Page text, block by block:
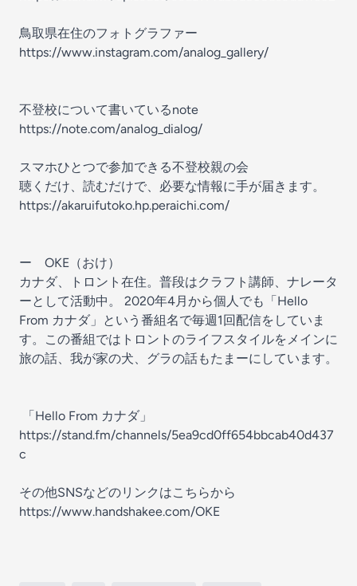
鳥取県在住のフォトグラファー ⁠⁠
https://www.instagram.com/analog_gallery/⁠⁠
不登校について書いているnote
https://note.com/analog_dialog/
スマホひとつで参加できる不登校親の会
聴くだけ、読むだけで、必要な情報に手が届きます。
https://akaruifutoko.hp.peraichi.com/
ー OKE（おけ）
カナダ、トロント在住。普段はクラフト講師、ナレータ
ーとして活動中。 2020年4月から個人でも「⁠⁠⁠⁠⁠⁠⁠Hello
From カナダ⁠⁠⁠⁠⁠⁠⁠」という番組名で毎週1回配信をしていま
す。この番組ではトロントのライフスタイルをメインに
旅の話、我が家の犬、グラの話もたまーにしています。
「Hello From カナダ」⁠
⁠https://stand.fm/channels/5ea9cd0ff654bbcab40d437
c⁠
その他SNSなどのリンクはこちらから⁠⁠⁠⁠⁠⁠⁠⁠
⁠https://www.handshakee.com/OKE⁠⁠⁠⁠⁠